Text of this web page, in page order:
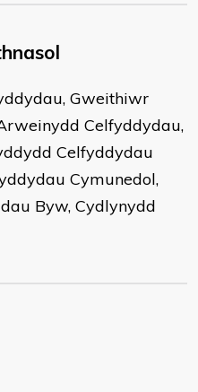
Gweithiwr
Celfyddydau,
Celfyddydau
Cymunedol,
Byw, Cydlynydd